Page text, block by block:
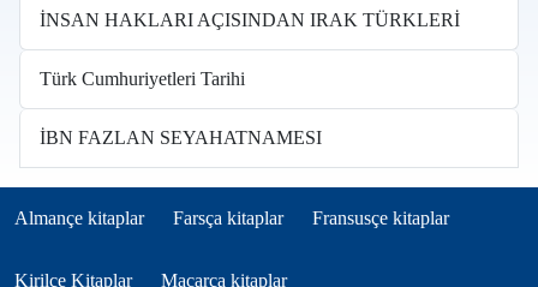
İNSAN HAKLARI AÇISINDAN IRAK TÜRKLERİ
Türk Cumhuriyetleri Tarihi
İBN FAZLAN SEYAHATNAMESI
Almançe kitaplar
(opens in new tab) Farsça kitaplar
(opens in new tab) Fransusçe kitaplar
(opens in new tab)
Kirilçe Kitaplar
(opens in new tab) Macarça kitaplar
(opens in new tab)